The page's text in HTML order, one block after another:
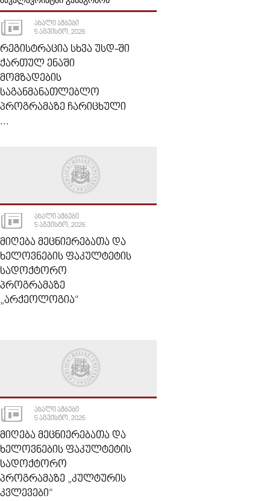
ᲐᲮᲐᲚᲘ ᲐᲛᲑᲔᲑᲘ
5 ᲐᲒᲕᲘᲡᲢᲝ, 2026
ᲠᲔᲒᲘᲡᲢᲠᲐᲪᲘᲐ ᲡᲮᲕᲐ ᲣᲡᲓ-ᲨᲘ
ᲥᲐᲠᲗᲣᲚ ᲔᲜᲐᲨᲘ
ᲛᲝᲛᲖᲐᲓᲔᲑᲘᲡ
ᲡᲐᲒᲐᲜᲛᲐᲜᲐᲗᲚᲔᲑᲚᲝ
ᲞᲠᲝᲒᲠᲐᲛᲐᲖᲔ ᲩᲐᲠᲘᲪᲮᲣᲚᲘ
...
ᲐᲮᲐᲚᲘ ᲐᲛᲑᲔᲑᲘ
5 ᲐᲒᲕᲘᲡᲢᲝ, 2026
ᲛᲘᲦᲔᲑᲐ ᲛᲔᲪᲜᲘᲔᲠᲔᲑᲐᲗᲐ ᲓᲐ
ᲮᲔᲚᲝᲕᲜᲔᲑᲘᲡ ᲤᲐᲙᲣᲚᲢᲔᲢᲘᲡ
ᲡᲐᲓᲝᲥᲢᲝᲠᲝ
ᲞᲠᲝᲒᲠᲐᲛᲐᲖᲔ
„ᲐᲠᲥᲔᲝᲚᲝᲒᲘᲐ“
ᲐᲮᲐᲚᲘ ᲐᲛᲑᲔᲑᲘ
5 ᲐᲒᲕᲘᲡᲢᲝ, 2026
ᲛᲘᲦᲔᲑᲐ ᲛᲔᲪᲜᲘᲔᲠᲔᲑᲐᲗᲐ ᲓᲐ
ᲮᲔᲚᲝᲕᲜᲔᲑᲘᲡ ᲤᲐᲙᲣᲚᲢᲔᲢᲘᲡ
ᲡᲐᲓᲝᲥᲢᲝᲠᲝ
ᲞᲠᲝᲒᲠᲐᲛᲐᲖᲔ „ᲙᲣᲚᲢᲣᲠᲘᲡ
ᲙᲕᲚᲔᲕᲔᲑᲘ“